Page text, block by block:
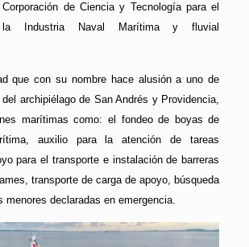
de Ciencia y Tecnología para el
la Industria Naval Marítima y fluvial
que con su nombre hace alusión a uno de
archipiélago de San Andrés y Providencia,
marítimas como: el fondeo de boyas de
auxilio para la atención de tareas
para el transporte e instalación de barreras
transporte de carga de apoyo, búsqueda
menores declaradas en emergencia.